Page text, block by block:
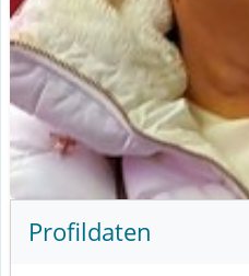
Profildaten